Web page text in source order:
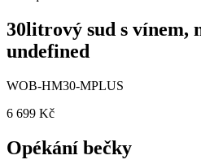
30litrový sud s vínem,
undefined
WOB-HM30-MPLUS
6 699 Kč
Opékání bečky